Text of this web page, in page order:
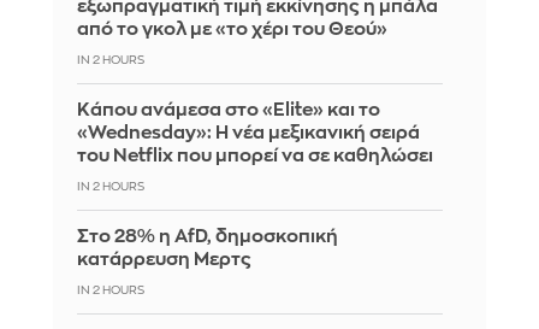
εξωπραγματική τιμή εκκίνησης η μπάλα
από το γκολ με «το χέρι του Θεού»
IN 2 HOURS
Κάπου ανάμεσα στο «Elite» και το
«Wednesday»: Η νέα μεξικανική σειρά
του Netflix που μπορεί να σε καθηλώσει
IN 2 HOURS
Στο 28% η AfD, δημοσκοπική
κατάρρευση Μερτς
IN 2 HOURS